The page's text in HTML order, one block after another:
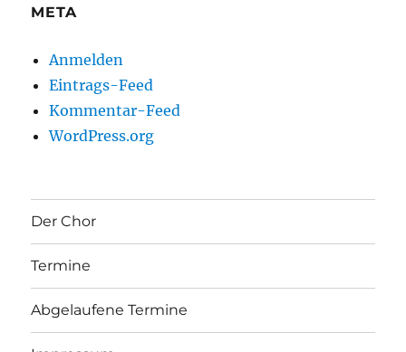
META
Anmelden
Eintrags-Feed
Kommentar-Feed
WordPress.org
Der Chor
Termine
Abgelaufene Termine